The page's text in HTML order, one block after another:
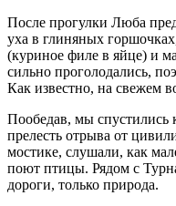
После прогулки Люба
уха в глиняных
(куриное филе в яйце) и
сильно проголодались,
Как известно, на свежем
Пообедав, мы спустились
прелесть отрыва от
мостике, слушали, как
поют птицы. Рядом с
дороги, только природа.